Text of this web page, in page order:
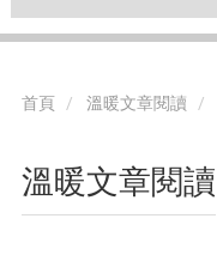
首頁 溫暖文章閱讀
溫暖文章閱讀